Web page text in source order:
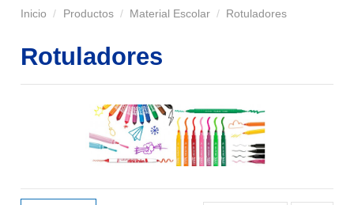
Inicio Productos Material Escolar Rotuladores
Rotuladores